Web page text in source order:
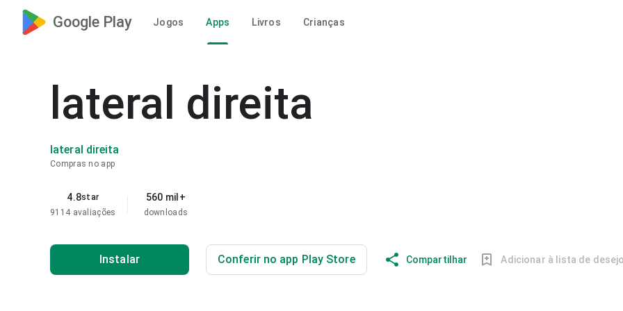
Google Play Jogos Apps Livros Crianças
lateral direita
lateral direita
Compras no app
4.8star
9114 avaliações
560 mil+
downloads
Instalar Conferir no app Play Store Compartilhar Adicionar à lista de